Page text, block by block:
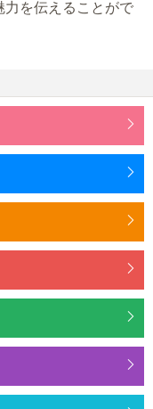
を伝えることがで